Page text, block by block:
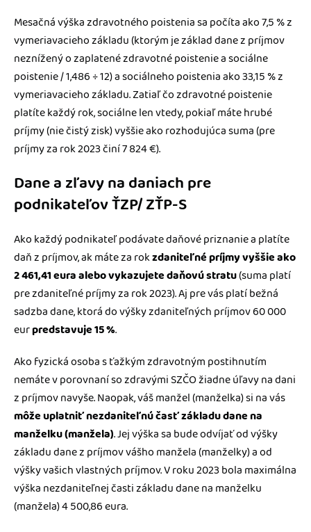
Mesačná výška zdravotného poistenia sa počíta ako 7,5 % z
vymeriavacieho základu (ktorým je základ dane z príjmov
neznížený o zaplatené zdravotné poistenie a sociálne
poistenie / 1,486 ÷ 12) a sociálneho poistenia ako 33,15 % z
vymeriavacieho základu. Zatiaľ čo zdravotné poistenie
platíte každý rok, sociálne len vtedy, pokiaľ máte hrubé
príjmy (nie čistý zisk) vyššie ako rozhodujúca suma (pre
príjmy za rok 2023 činí 7 824 €).
Dane a zľavy na daniach pre
podnikateľov ŤZP/ ZŤP-S
Ako každý podnikateľ podávate daňové priznanie a platíte
daň z príjmov, ak máte za rokzdaniteľné príjmy vyššie ako
2 461,41 eura alebo vykazujete daňovú stratu(suma platí
pre zdaniteľné príjmy za rok 2023). Aj pre vás platí bežná
sadzba dane, ktorá do výšky zdaniteľných príjmov 60 000
eurpredstavuje 15 %.
Ako fyzická osoba s ťažkým zdravotným postihnutím
nemáte v porovnaní so zdravými SZČO žiadne úľavy na dani
z príjmov navyše. Naopak, váš manžel (manželka) si na vás
môže uplatniť nezdaniteľnú časť základu dane na
manželku (manžela). Jej výška sa bude odvíjať od výšky
základu dane z príjmov vášho manžela (manželky) a od
výšky vašich vlastných príjmov. V roku 2023 bola maximálna
výška nezdaniteľnej časti základu dane na manželku
(manžela) 4 500,86 eura.